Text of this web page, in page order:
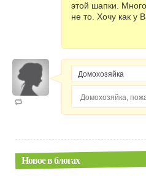
этой шапки.
не то. Хочу как у
Новое в блогах